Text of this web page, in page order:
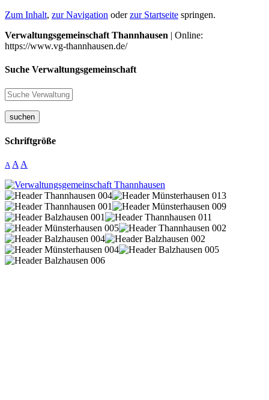
Zum Inhalt, zur Navigation oderzur Startseite springen.
Verwaltungsgemeinschaft Thannhausen | Online:
https://www.vg-thannhausen.de/
Suche Verwaltungsgemeinschaft
suchen
Schriftgröße
A A A